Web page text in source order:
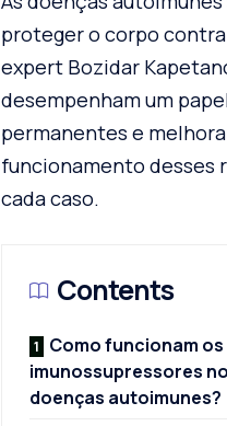
proteger o corpo
expert Bozidar
desempenham um
permanentes e
funcionamento desses
cada caso.
Contents
Como funcionam os
imunossupressores
doenças autoimunes?